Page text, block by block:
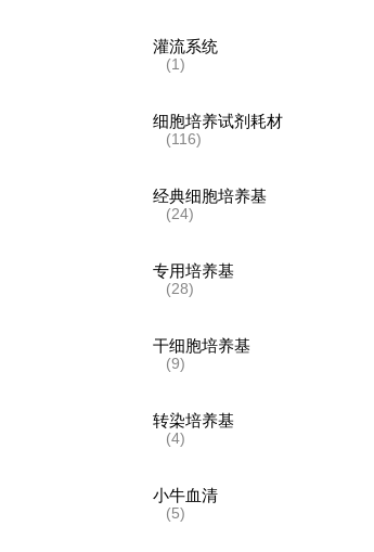
灌流系统
(1)
细胞培养试剂耗材
(116)
经典细胞培养基
(24)
专用培养基
(28)
干细胞培养基
(9)
转染培养基
(4)
小牛血清
(5)